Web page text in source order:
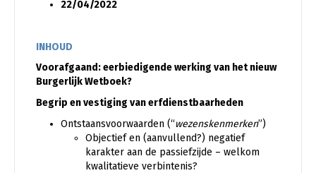
22/04/2022
INHOUD
Voorafgaand: eerbiedigende werking van het nieuw
Burgerlijk Wetboek?
Begrip en vestiging van erfdienstbaarheden
Ontstaansvoorwaarden (“wezenskenmerken”)
Objectief en (aanvullend?) negatief
karakter aan de passiefzijde – welkom
kwalitatieve verbintenis?